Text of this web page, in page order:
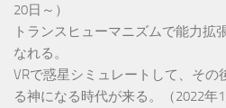
20日～）
トランスヒューマニズムで能力拡
なれる。
VRで惑星シミュレートして、その
る神になる時代が来る。（2022年1